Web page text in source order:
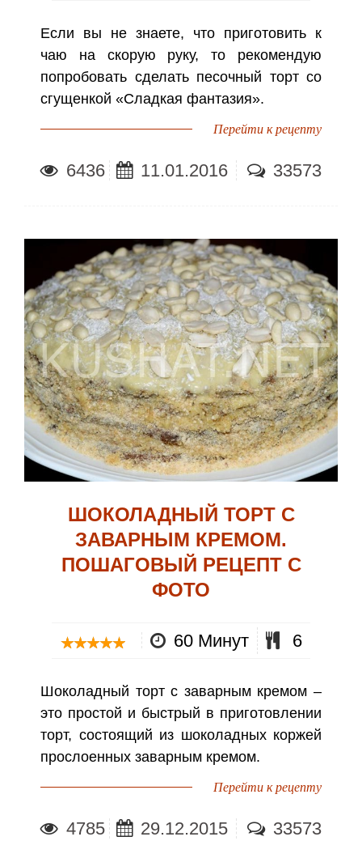
Если вы не знаете, что приготовить к
чаю на скорую руку, то рекомендую
попробовать сделать песочный торт со
сгущенкой «Сладкая фантазия».
Перейти к рецепту
6436 11.01.2016 33573
ШОКОЛАДНЫЙ ТОРТ С
ЗАВАРНЫМ КРЕМОМ.
ПОШАГОВЫЙ РЕЦЕПТ С
ФОТО
60 Минут 6
Шоколадный торт с заварным кремом –
это простой и быстрый в приготовлении
торт, состоящий из шоколадных коржей
прослоенных заварным кремом.
Перейти к рецепту
4785 29.12.2015 33573